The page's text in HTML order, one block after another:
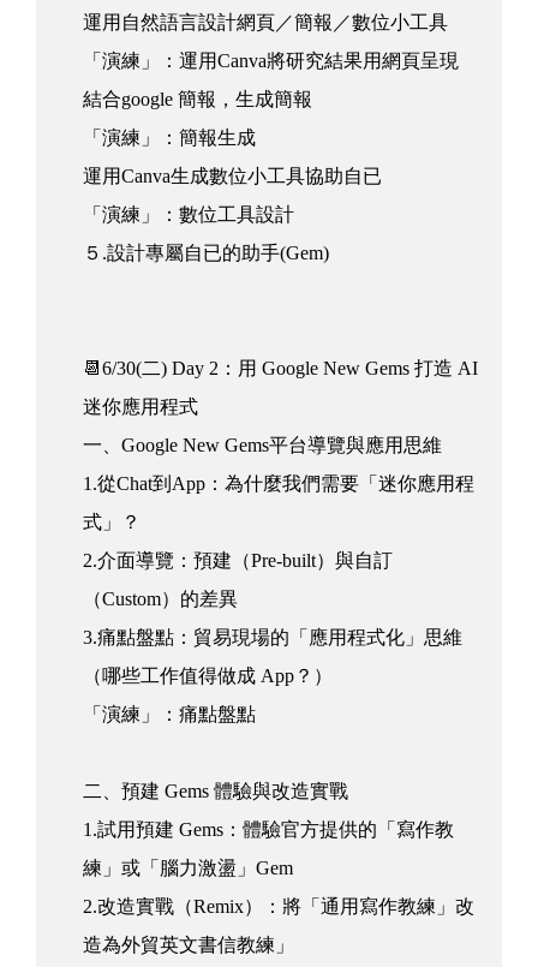
運用自然語言設計網頁／簡報／數位小工具
「演練」：運用Canva將研究結果用網頁呈現
結合google 簡報，生成簡報
「演練」：簡報生成
運用Canva生成數位小工具協助自已
「演練」：數位工具設計
５.設計專屬自已的助手(Gem)
📆6/30(二) Day 2：用 Google New Gems 打造 AI
迷你應用程式
一、Google New Gems平台導覽與應用思維
1.從Chat到App：為什麼我們需要「迷你應用程
式」？
2.介面導覽：預建（Pre-built）與自訂
（Custom）的差異
3.痛點盤點：貿易現場的「應用程式化」思維
（哪些工作值得做成 App？）
「演練」：痛點盤點
二、預建 Gems 體驗與改造實戰
1.試用預建 Gems：體驗官方提供的「寫作教
練」或「腦力激盪」Gem
2.改造實戰（Remix）：將「通用寫作教練」改
造為外貿英文書信教練」